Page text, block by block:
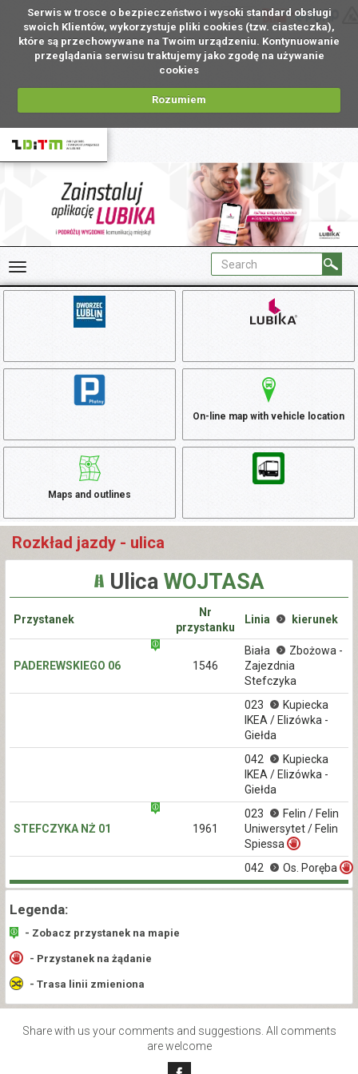
Serwis w trosce o bezpieczeństwo i wysoki standard obsługi
swoich Klientów, wykorzystuje pliki cookies (tzw. ciasteczka),
które są przechowywane na Twoim urządzeniu. Kontynuowanie
przeglądania serwisu traktujemy jako zgodę na używanie
cookies
Rozumiem
EN
On-line map with vehicle location
Maps and outlines
Rozkład jazdy - ulica
Ulica WOJTASA
Przystanek
Nr
przystanku
Linia kierunek
PADEREWSKIEGO 06 1546
Biała
Zbożowa -
Zajezdnia
Stefczyka
023
Kupiecka
IKEA / Elizówka -
Giełda
042
Kupiecka
IKEA / Elizówka -
Giełda
STEFCZYKA NŻ 01 1961
023
Felin / Felin
Uniwersytet / Felin
Spiessa
042
Os. Poręba
Legenda:
- Zobacz przystanek na mapie
- Przystanek na żądanie
- Trasa linii zmieniona
Share with us your comments and suggestions. All comments
are welcome